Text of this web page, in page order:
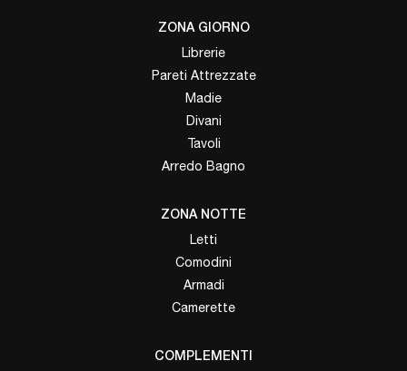
ZONA GIORNO
Librerie
Pareti Attrezzate
Madie
Divani
Tavoli
Arredo Bagno
ZONA NOTTE
Letti
Comodini
Armadi
Camerette
COMPLEMENTI